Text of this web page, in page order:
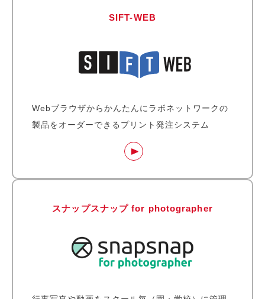
SIFT-WEB
Webブラウザからかんたんにラボネットワークの
製品をオーダーできるプリント発注システム
スナップスナップ for photographer